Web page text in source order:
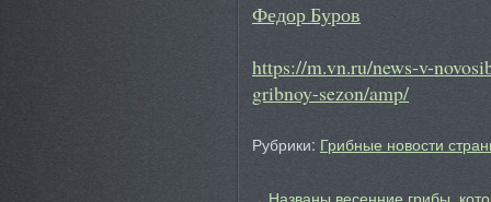
Федор Буров
https://m.vn.ru/news-v-
gribnoy-sezon/amp/
Рубрики: Грибные новости
Названы весенние грибы,